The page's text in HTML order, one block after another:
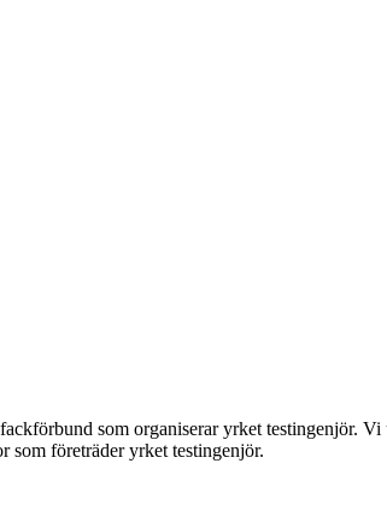
som organiserar yrket testingenjör.
som företräder yrket testingenjör.